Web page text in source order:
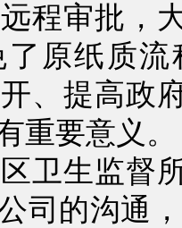
程审批，
原纸质
、提高政
重要意义。
生监督所
司的沟通